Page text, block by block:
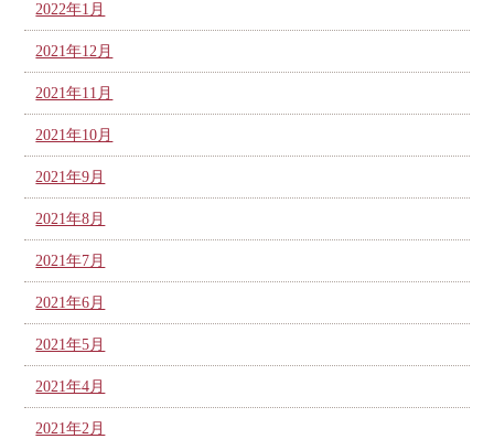
2022年1月
2021年12月
2021年11月
2021年10月
2021年9月
2021年8月
2021年7月
2021年6月
2021年5月
2021年4月
2021年2月